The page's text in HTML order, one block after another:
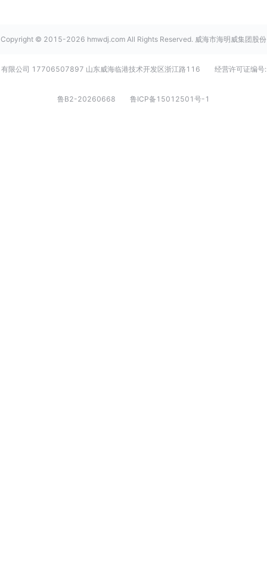
Copyright © 2015-2026 hmwdj.com All Rights Reserved. 威海市海明威集团股份
有限公司 17706507897 山东威海临港技术开发区浙江路116 经营许可证编号:
鲁B2-20260668 鲁ICP备15012501号-1